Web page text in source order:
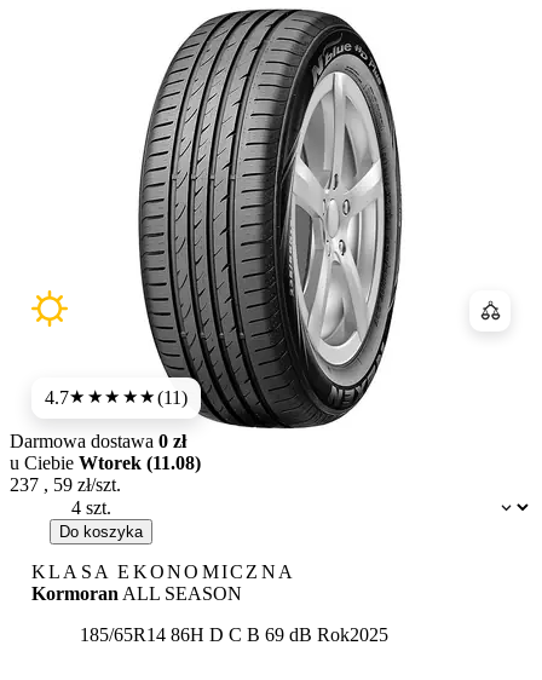
4.7★★★★★(11)
Dostępność:
Darmowa dostawa 0 zł
u Ciebie Wtorek (11.08)
237 , 59 zł/szt.
Do koszyka
KLASA EKONOMICZNA
Kormoran ALL SEASON
185/65R14 86H Etykieta:
D C B 69 dB Rok2025